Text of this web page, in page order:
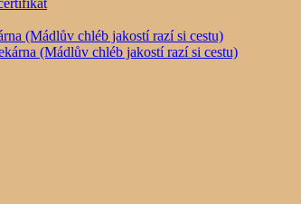
(Mádlův chléb jakostí razí si cestu)